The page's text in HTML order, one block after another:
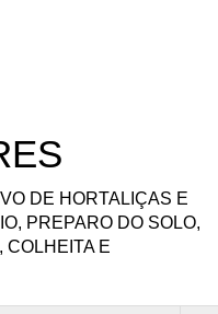
DE HORTALIÇAS E
PREPARO DO SOLO,
COLHEITA E